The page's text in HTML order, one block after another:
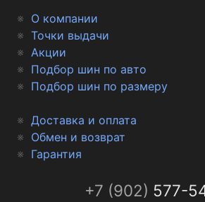
О компании
Точки выдачи
Акции
Подбор шин по авто
Подбор шин по размеру
Доставка и оплата
Обмен и возврат
Гарантия
+7 (902) 577-